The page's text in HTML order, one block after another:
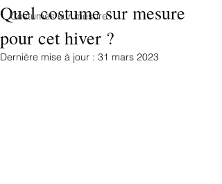
Costumes sur mesure
Quel costume sur mesure
pour cet hiver ?
Dernière mise à jour : 31 mars 2023